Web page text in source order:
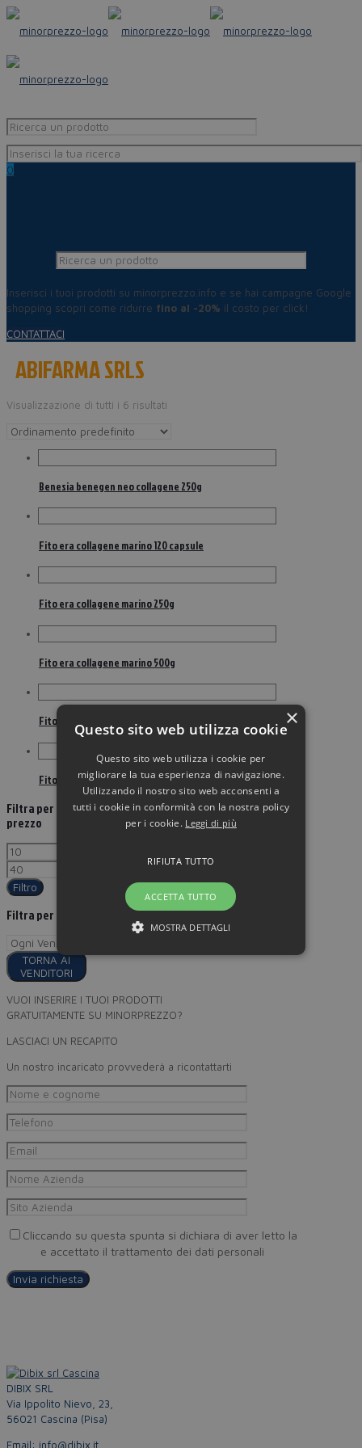
0
Inserisci i tuoi prodotti su minorprezzo.info e se hai campagne Google
shopping scopri come ridurre fino al -20% il costo per click!
CONTATTACI
ABIFARMA SRLS
Visualizzazione di tutti i 6 risultati
Benesia benegen neo collagene 250g
Fito era collagene marino 120 capsule
Fito era collagene marino 250g
Fito era collagene marino 500g
Fito era mio vit articolazioni 120 compresse
Fito era miovit articolazioni collagene 400g
Filtra per
prezzo
Filtro
Filtra per
TORNA AI
VENDITORI
VUOI INSERIRE I TUOI PRODOTTI
GRATUITAMENTE SU MINORPREZZO?
LASCIACI UN RECAPITO
Un nostro incaricato provvederà a ricontattarti
Cliccando su questa spunta si dichiara di aver letto la
e accettato il trattamento dei dati personali
DIBIX SRL
Via Ippolito Nievo, 23,
56021 Cascina (Pisa)
Email: info@dibix.it
×
Questo sito web utilizza cookie
Questo sito web utilizza i cookie per
migliorare la tua esperienza di navigazione.
Utilizzando il nostro sito web acconsenti a
tutti i cookie in conformità con la nostra policy
per i cookie. Leggi di più
ACCETTA TUTTO
RIFIUTA TUTTO
MOSTRA DETTAGLI